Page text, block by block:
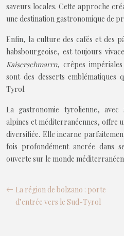
saveurs locales. Cette approche
une destination gastronomique de
Enfin, la culture des cafés et des
habsbourgeoise, est toujours
Kaiserschmarrn, crêpes impériales
sont des desserts
Tyrol.
La gastronomie tyrolienne, avec
alpines et méditerranéennes, offre
diversifiée. Elle incarne
fois profondément ancrée dans
ouverte sur le monde
La région de bolzano : porte
d’entrée vers le Sud-Tyrol